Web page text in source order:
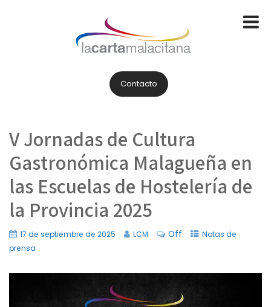
Contacto
V Jornadas de Cultura
Gastronómica Malagueña en
las Escuelas de Hostelería de
la Provincia 2025
17 de septiembre de 2025 LCM Off
Notas de
prensa